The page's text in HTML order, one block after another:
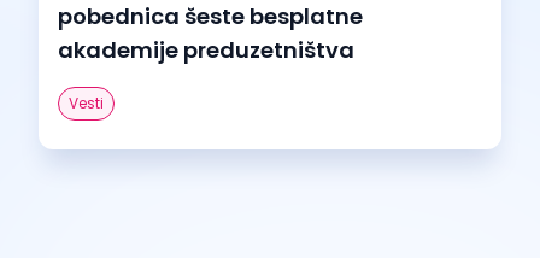
pobednica šeste besplatne
akademije preduzetništva
Vesti